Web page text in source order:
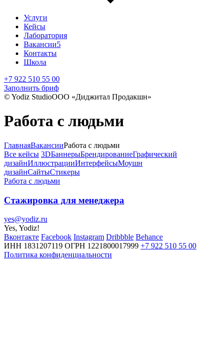
Услуги
Кейсы
Лаборатория
Вакансии5
Контакты
Школа
+7 922 510 55 00
Заполнить бриф
© Yodiz StudioООО «Диджитал Продакшн»
Работа с людьми
ГлавнаяВакансииРабота с людьми
Все кейсы 3DБаннерыБрендированиеГрафический
дизайнИллюстрацииИнтерфейсыМоушн
дизайнСайтыСтикеры
Работа с людьми
Стажировка для менеджера
yes@yodiz.ru
Yes, Yodiz!
Вконтакте Facebook Instagram Dribbble Behance
ИНН 1831207119 ОГРН 1221800017999 +7 922 510 55 00
Политика конфиденциальности